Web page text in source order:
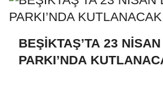
BEŞİKTAŞ’TA 23
PARKI’NDA